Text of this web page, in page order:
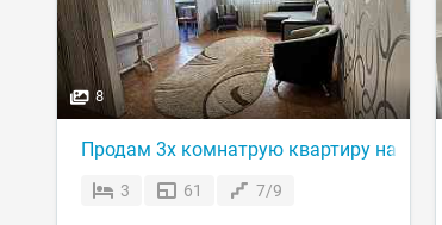
8
Продам 3х комнатрую квартиру на
3 61 7/9